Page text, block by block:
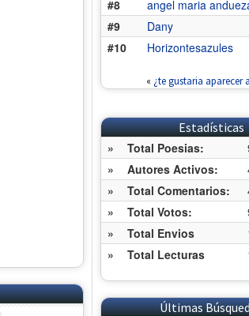
#8
angel maria
#9
Dany
#10
Horizontesazules
« ¿te gustaria aparecer
Estadísticas
»
Total Poesias:
»
Autores Activos:
»
Total Comentarios:
»
Total Votos:
»
Total Envios
»
Total Lecturas
Últimas